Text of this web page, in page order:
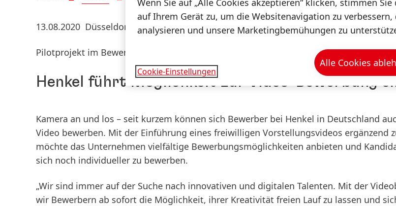
13.08.2020 Düsseldorf
Pilotprojekt im Bewerbungsprozess
Henkel führt Möglichkeit zur Video-Bewerbung
Kamera an und los – seit kurzem können sich Bewerber bei Henkel in Deutschland
Video bewerben. Mit der Einführung eines freiwilligen Vorstellungsvideos ergänzend
möchte das Unternehmen vielfältige Bewerbungsmöglichkeiten anbieten und
sich noch individueller zu bewerben.
„Wir sind immer auf der Suche nach innovativen und digitalen Talenten. Mit der
wir Bewerbern ab sofort die Möglichkeit, ihrer Kreativität freien Lauf zu lassen und
auf Ihrem Gerät zu, um die Websitenavigation zu
analysieren und unsere Marketingbemühungen zu
Cookie-Einstellungen
Alle Cookies